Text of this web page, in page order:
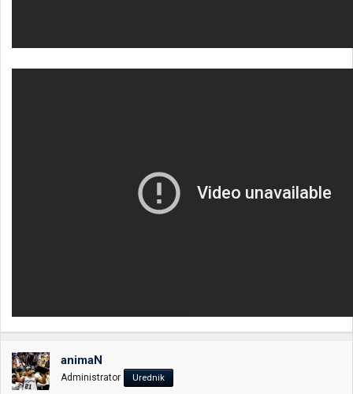
animaN
Administrator Urednik